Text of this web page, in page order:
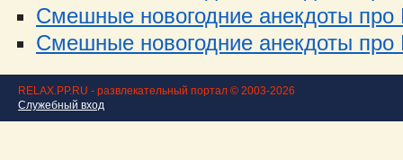
Смешные новогодние анекдоты про
Смешные новогодние анекдоты про
RELAX.PP.RU - развлекательный портал © 2003-2026
Служебный вход